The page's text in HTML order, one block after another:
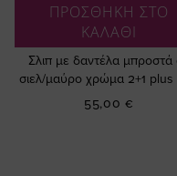
ΠΡΟΣΘΗΚΗ ΣΤΟ
ΚΑΛΑΘΙ
Σλιπ με δαντέλα μπροστά
σιελ/μαύρο χρώμα 2+1 plus
55,00 €